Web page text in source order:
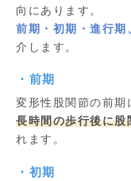
向にあります。
前期・初期・進行期
介します。
・前期
変形性股関節の前期
長時間の歩行後に股
れます。
・初期